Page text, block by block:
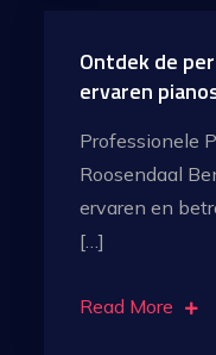
Ontdek de
ervaren
Professionele
Roosendaal
ervaren en
[…]
Read More